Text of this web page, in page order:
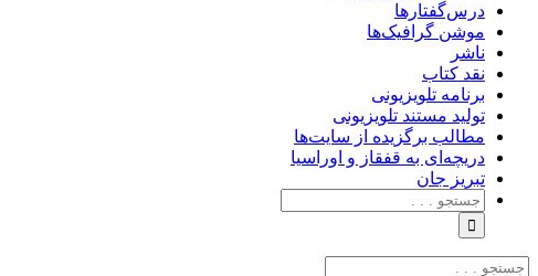
درس‌گفتارها
موشن گرافیک‌ها
ناشر
نقد کتاب
برنامه‌ تلویزیونی
تولید مستند تلویزیونی
مطالب برگزیده از سایت‌ها
دریچه‌ای به قفقاز و اوراسیا
تبریزِ جان
جستجو
برای:
جستجو